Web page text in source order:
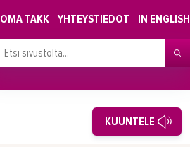
OMA TAKK YHTEYSTIEDOT IN ENGLISH
KUUNTELE
Alkavat koulutukset osiosta